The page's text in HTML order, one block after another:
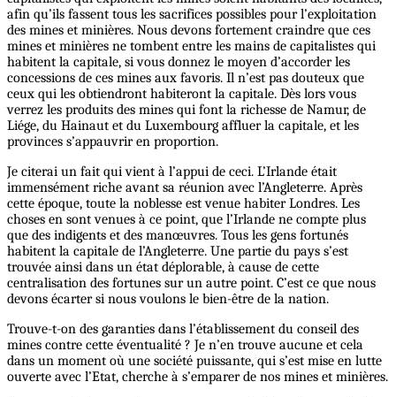
afin qu’ils fassent tous les sacrifices possibles pour l’exploitation
des mines et minières. Nous devons fortement craindre que ces
mines et minières ne tombent entre les mains de capitalistes qui
habitent la capitale, si vous donnez le moyen d’accorder les
concessions de ces mines aux favoris. Il n’est pas douteux que
ceux qui les obtiendront habiteront la capitale. Dès lors vous
verrez les produits des mines qui font la richesse de Namur, de
Liége, du Hainaut et du Luxembourg affluer la capitale, et les
provinces s’appauvrir en proportion.
Je citerai un fait qui vient à l’appui de ceci. L’Irlande était
immensément riche avant sa réunion avec l’Angleterre. Après
cette époque, toute la noblesse est venue habiter Londres. Les
choses en sont venues à ce point, que l’Irlande ne compte plus
que des indigents et des manœuvres. Tous les gens fortunés
habitent la capitale de l’Angleterre. Une partie du pays s’est
trouvée ainsi dans un état déplorable, à cause de cette
centralisation des fortunes sur un autre point. C’est ce que nous
devons écarter si nous voulons le bien-être de la nation.
Trouve-t-on des garanties dans l’établissement du conseil des
mines contre cette éventualité ? Je n’en trouve aucune et cela
dans un moment où une société puissante, qui s’est mise en lutte
ouverte avec l’Etat, cherche à s’emparer de nos mines et minières.